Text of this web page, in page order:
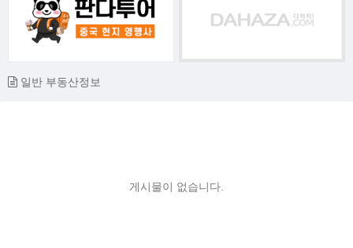
일반 부동산정보
게시물이 없습니다.